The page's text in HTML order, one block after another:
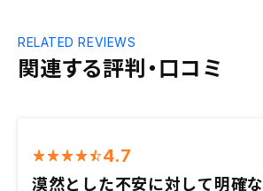
関連する評判・口コミ
RELATED REVIEWS
4.7
漠然とした不安に対して明確な